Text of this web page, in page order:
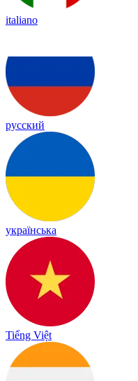
italiano
русский
українська
Tiếng Việt